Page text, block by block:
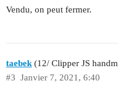
Vendu, on peut fermer.
taebek (12/ Clipper JS
Janvier 7, 2021, 6:40
#3